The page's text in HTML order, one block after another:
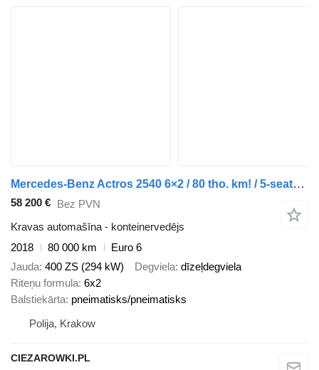
Mercedes-Benz Actros 2540 6×2 / 80 tho. km! / 5-seater cab! / BDF / 6 units
58 200 € Bez PVN
Kravas automašīna - konteinervedējs
2018
80 000 km
Euro 6
Jauda 400 ZS (294 kW) Degviela dīzeļdegviela
Riteņu formula 6x2
Balstiekārta pneimatisks/pneimatisks
Polija, Krakow
CIEZAROWKI.PL